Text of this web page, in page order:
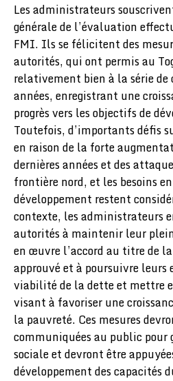
Les administrateurs
générale de l’évaluation
FMI. Ils se félicitent des
autorités, qui ont permis au
relativement bien à la série de
années, enregistrant une
progrès vers les objectifs de
Toutefois, d’importants défis
en raison de la forte
dernières années et des
frontière nord, et les besoins
développement restent
contexte, les administrateurs
autorités à maintenir leur
en œuvre l’accord au titre de
approuvé et à poursuivre
viabilité de la dette et mettre
visant à favoriser une
la pauvreté. Ces mesures
communiquées au public pour
sociale et devront être
développement des capacités